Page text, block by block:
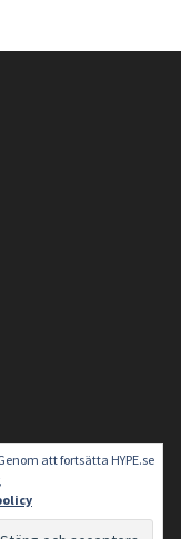
att fortsätta HYPE.se